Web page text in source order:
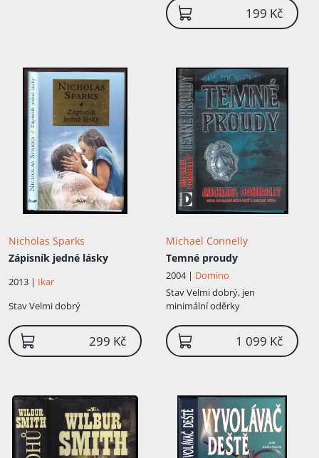
199 Kč
Nicholas Sparks
Zápisník jedné lásky
2013 | Ikar
StavVelmi dobrý
299 Kč
Michael Connelly
Temné proudy
2004 | Domino
StavVelmi dobrý, jen
minimální oděrky
1 099 Kč